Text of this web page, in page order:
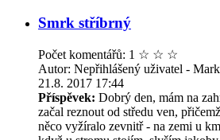
Smrk stříbrný
Počet komentářů: 1 ☆ ☆ ☆
Autor: Nepřihlášený uživatel -
21.8. 2017 17:44
Příspěvek: Dobrý den, mám na
začal reznout od středu ven,
něco vyžíralo zevnitř - na zemi u